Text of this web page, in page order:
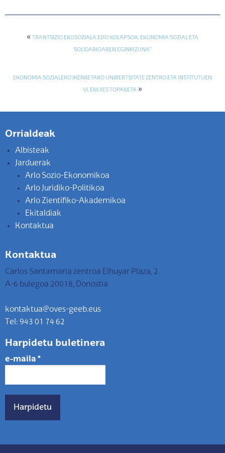
« TRANTSIZIO EKOSOZIALA EDO KOLAPSOA. EKONOMIA SOZIAL ETA
SOLIDARIOAREN EGINKIZUNA*
EKONOMIA SOZIALEKO IKERKETAKO UNIBERTSITATE ZENTRO ETA INSTITUTUEN
VI. ENUIES TOPAKETA »
Orrialdeak
Albisteak
Jarduerak
Arlo Sozio-Ekonomikoa
Arlo Juridiko-Politikoa
Arlo Zientifiko-Akademikoa
Ekitaldiak
Kontaktua
Kontaktua
Carlos Santamaria zentroa Elhuyar Plaza, 2
A-6 bulegoa 20018, Donostia
kontaktua@oves-geeb.eus
Tel: 943 01 74 62
Harpidetu buletinera
e-maila *